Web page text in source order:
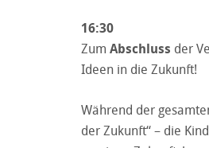
16:30
Zum Abschluss der
Ideen in die Zukunft!
Während der
der Zukunft“ – die